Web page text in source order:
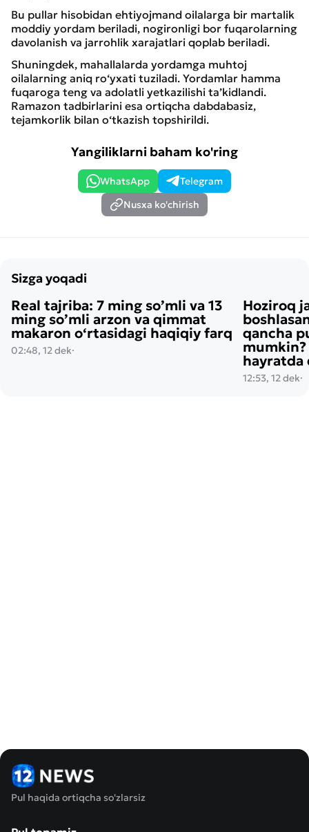
Bu pullar hisobidan ehtiyojmand oilalarga bir martalik
moddiy yordam beriladi, nogironligi bor fuqarolarning
davolanish va jarrohlik xarajatlari qoplab beriladi.
Shuningdek, mahallalarda yordamga muhtoj
oilalarning aniq ro‘yxati tuziladi. Yordamlar hamma
fuqaroga teng va adolatli yetkazilishi ta’kidlandi.
Ramazon tadbirlarini esa ortiqcha dabdabasiz,
tejamkorlik bilan o‘tkazish topshirildi.
Yangiliklarni baham ko'ring
WhatsApp
Telegram
Nusxa ko'chirish
Sizga yoqadi
Real tajriba: 7 ming so’mli va 13
ming so’mli arzon va qimmat
makaron o‘rtasidagi haqiqiy farq
02:48, 12 dek·
Hoziroq
qancha
mumkin?
hayratda
12:53, 12 dek·
Pul haqida ortiqcha so'zlarsiz